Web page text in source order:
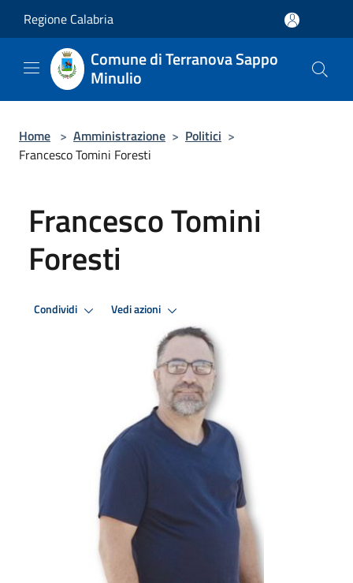
Regione Calabria
Comune di Terranova Sappo
Minulio
Home > Amministrazione > Politici >
Francesco Tomini Foresti
Francesco Tomini
Foresti
Condividi Vedi azioni